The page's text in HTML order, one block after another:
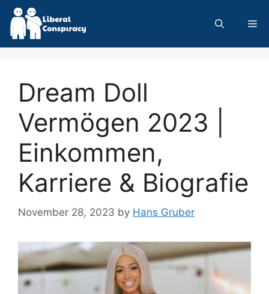
Skip
content
Dream Doll
Vermögen 2023 |
Einkommen,
Karriere & Biografie
November 28, 2023 by Hans Gruber